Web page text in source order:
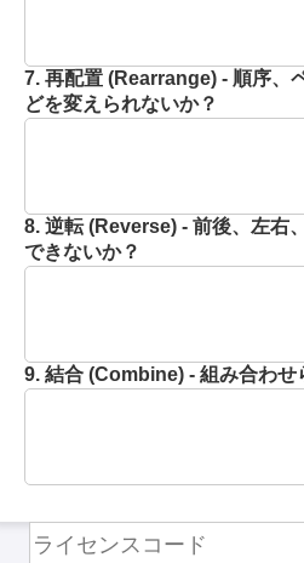
7. 再配置 (Rearrange) - 順序、
どを変えられないか？
8. 逆転 (Reverse) - 前後、左右
できないか？
9. 結合 (Combine) - 組み合わせ